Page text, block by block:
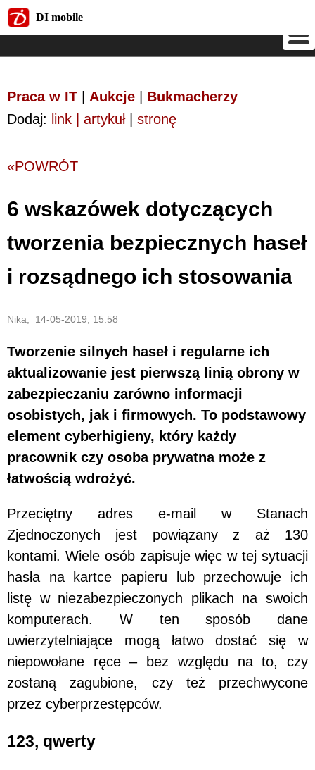
DI mobile
Praca w IT Aukcje
Bukmacherzy
Dodaj: link | artykuł| stronę
«POWRÓT
6 wskazówek dotyczących
tworzenia bezpiecznych haseł
i rozsądnego ich stosowania
Nika, 14-05-2019, 15:58
Tworzenie silnych haseł i regularne ich
aktualizowanie jest pierwszą linią obrony w
zabezpieczaniu zarówno informacji
osobistych, jak i firmowych. To podstawowy
element cyberhigieny, który każdy
pracownik czy osoba prywatna może z
łatwością wdrożyć.
Przeciętny adres e-mail w Stanach
Zjednoczonych jest powiązany z aż 130
kontami. Wiele osób zapisuje więc w tej sytuacji
hasła na kartce papieru lub przechowuje ich
listę w niezabezpieczonych plikach na swoich
komputerach. W ten sposób dane
uwierzytelniające mogą łatwo dostać się w
niepowołane ręce – bez względu na to, czy
zostaną zagubione, czy też przechwycone
przez cyberprzestępców.
123, qwerty
DI mobile